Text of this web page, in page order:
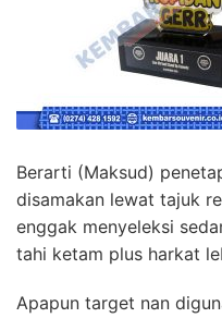
Berarti (Maksud)
disamakan lewat tajuk
enggak menyeleksi
tahi ketam plus harkat
Apapun target nan